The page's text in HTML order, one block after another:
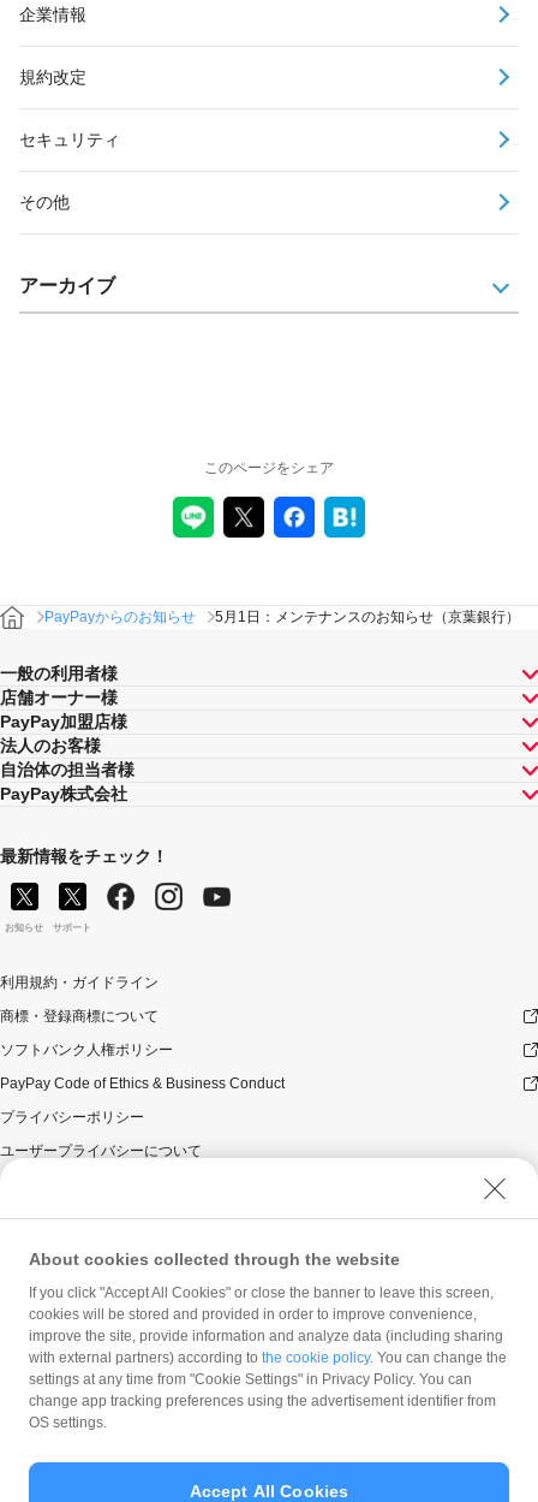
企業情報
規約改定
セキュリティ
その他
アーカイブ
このページをシェア
PayPayからのお知らせ 5月1日：メンテナンスのお知らせ（京葉銀行）
一般の利用者様
店舗オーナー様
PayPay加盟店様
法人のお客様
自治体の担当者様
PayPay株式会社
最新情報をチェック！
お知らせ サポート
利用規約・ガイドライン
商標・登録商標について
ソフトバンク人権ポリシー
PayPay Code of Ethics & Business Conduct
プライバシーポリシー
ユーザープライバシーについて
ウェブサイト利用規約
反社会的勢力に対する方針
勧誘方針
マネロン等基本方針
カスタマーハラスメントに関する当社の考え方
About cookies collected through the website
If you click "Accept All Cookies" or close the banner to leave this screen,
cookies will be stored and provided in order to improve convenience,
improve the site, provide information and analyze data (including sharing
with external partners) according to the cookie policy. You can change the
settings at any time from "Cookie Settings" in Privacy Policy. You can
change app tracking preferences using the advertisement identifier from
OS settings.
Accept All Cookies